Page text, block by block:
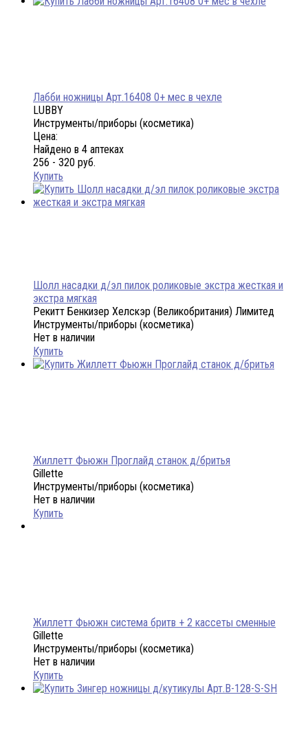
Лабби ножницы Арт.16408 0+ мес в чехле
LUBBY
Инструменты/приборы (косметика)
Цена:
Найдено в 4 аптеках
256 - 320 руб.
Купить
Шолл насадки д/эл пилок роликовые экстра жесткая и
экстра мягкая
Рекитт Бенкизер Хелскэр (Великобритания) Лимитед
Инструменты/приборы (косметика)
Нет в наличии
Купить
Жиллетт Фьюжн Проглайд станок д/бритья
Gillette
Инструменты/приборы (косметика)
Нет в наличии
Купить
Жиллетт Фьюжн система бритв + 2 кассеты сменные
Gillette
Инструменты/приборы (косметика)
Нет в наличии
Купить